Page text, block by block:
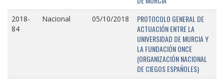
2018-
84
Nacional 05/10/2018
PROTOCOLO GENERAL DE
ACTUACIÓN ENTRE LA
UNIVERSIDAD DE MURCIA Y
LA FUNDACIÓN ONCE
(ORGANIZACIÓN NACIONAL
DE CIEGOS ESPAÑOLES)